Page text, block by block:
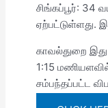
சிங்கப்பூர்: 34
ஏற்பட்டுள்ளது.
காவல்துறை
1:15
சம்பந்தப்பட்ட